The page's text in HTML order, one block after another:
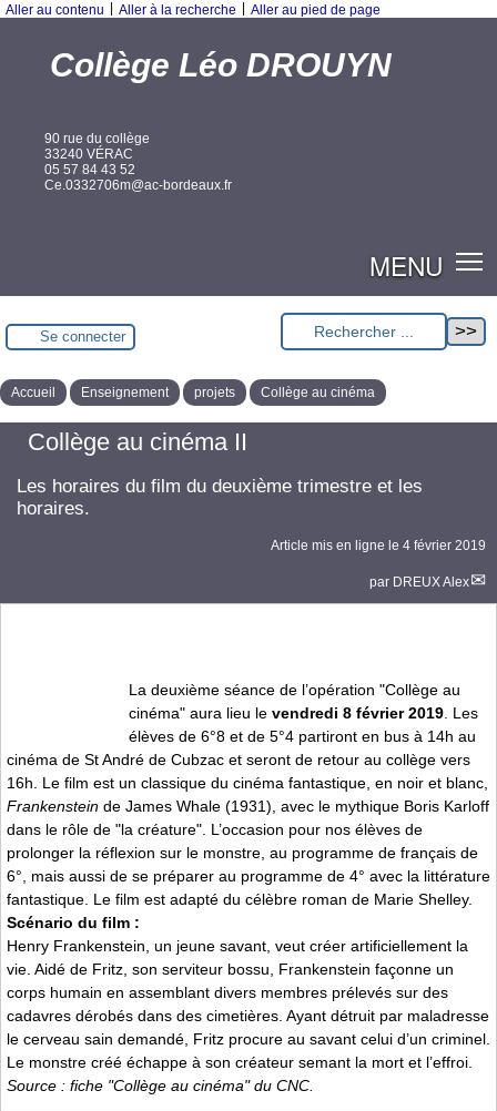
Aller au contenu Aller à la recherche Aller au pied de page
Collège Léo DROUYN
90 rue du collège
33240 VÉRAC
05 57 84 43 52
Ce.0332706m@ac-bordeaux.fr
MENU
Se connecter
Accueil Enseignement projets Collège au cinéma
Collège au cinéma II
Les horaires du film du deuxième trimestre et les
horaires.
Article mis en ligne le 4 février 2019
par DREUX Alex
La deuxième séance de l’opération "Collège au
cinéma" aura lieu le vendredi 8 février 2019 . Les
élèves de 6°8 et de 5°4 partiront en bus à 14h au
cinéma de St André de Cubzac et seront de retour au collège vers
16h. Le film est un classique du cinéma fantastique, en noir et blanc,
Frankenstein de James Whale (1931), avec le mythique Boris Karloff
dans le rôle de "la créature". L’occasion pour nos élèves de
prolonger la réflexion sur le monstre, au programme de français de
6°, mais aussi de se préparer au programme de 4° avec la littérature
fantastique. Le film est adapté du célèbre roman de Marie Shelley.
Scénario du film :
Henry Frankenstein, un jeune savant, veut créer artificiellement la
vie. Aidé de Fritz, son serviteur bossu, Frankenstein façonne un
corps humain en assemblant divers membres prélevés sur des
cadavres dérobés dans des cimetières. Ayant détruit par maladresse
le cerveau sain demandé, Fritz procure au savant celui d’un criminel.
Le monstre créé échappe à son créateur semant la mort et l’effroi.
Source : fiche "Collège au cinéma" du CNC.